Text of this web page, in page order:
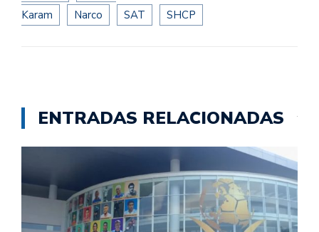
Karam
Narco SAT SHCP
ENTRADAS RELACIONADAS